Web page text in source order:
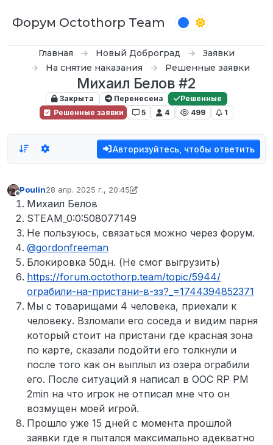
Форум Octothorp Team
Главная Новый Доброград
Заявки
На снятие наказания
Решенные заявки
Михаил Белов #2
Закрыта Перенесена
Решенные
Решенные заявки
5 4 499 1
Авторизуйтесь, чтобы ответить
Не в сети
Poulin28 апр. 2025 г., 20:45
отредактировано Poulin
Михаил Белов
STEAM_0:0:508077149
Не пользуюсь, связаться можно через форум.
@gordonfreeman
Блокировка 50дн. (Не смог выгрузить)
https://forum.octothorp.team/topic/5944/
ограбили-на-пристани-в-зз?_=1744394852371
Мы с товарищами 4 человека, приехали к
человеку. Взломали его соседа и видим парня
который стоит на пристани где красная зона
по карте, сказали подойти его толкнули и
после того как он выплыл из озера ограбили
его. После ситуаций я написал в OOC RP PM
2min на что игрок не отписал мне что он
возмущен моей игрой.
Прошло уже 15 дней с момента прошлой
заявки где я пытался максимально адекватно